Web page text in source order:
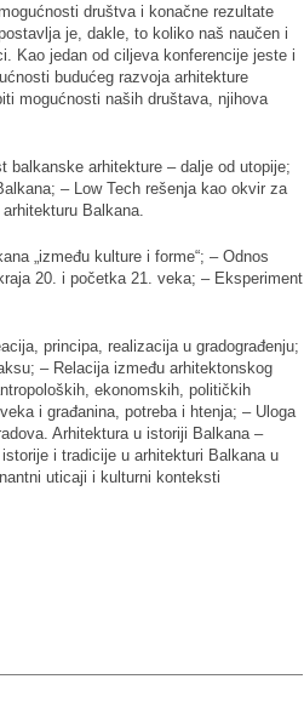
društva i konačne rezultate
je, dakle, to koliko naš naučen i
Kao jedan od ciljeva konferencije jeste i
budućeg razvoja arhitekture
mogućnosti naših društava, njihova
balkanske arhitekture – dalje od utopije;
– Low Tech rešenja kao okvir za
Balkana.
„između kulture i forme“; – Odnos
20. i početka 21. veka; – Eksperiment
principa, realizacija u gradograđenju;
– Relacija između arhitektonskog
ekonomskih, političkih
i građanina, potreba i htenja; – Uloga
Arhitektura u istoriji Balkana –
i tradicije u arhitekturi Balkana u
uticaji i kulturni konteksti